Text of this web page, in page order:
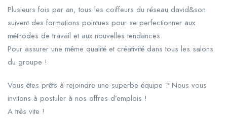
Plusieurs fois par an, tous les coiffeurs du réseau david&son
suivent des formations pointues pour se perfectionner aux
méthodes de travail et aux nouvelles tendances.
Pour assurer une même qualité et créativité dans tous les salons
du groupe !
Vous êtes prêts à rejoindre une superbe équipe ? Nous vous
invitons à postuler à nos offres d’emplois !
A très vite !